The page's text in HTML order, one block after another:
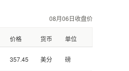
08月06日收盘价
价格 货币 单位
357.45 美分 磅